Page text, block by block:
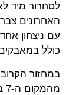
לסחרור מיד
עם ניצחון
כולל
במחזור הקרוב
מהמקום ה-7 בטבלה.